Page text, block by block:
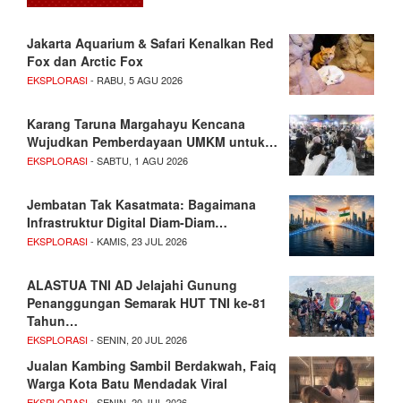
Jakarta Aquarium & Safari Kenalkan Red
Fox dan Arctic Fox
EKSPLORASI- RABU, 5 AGU 2026
Karang Taruna Margahayu Kencana
Wujudkan Pemberdayaan UMKM untuk…
EKSPLORASI- SABTU, 1 AGU 2026
Jembatan Tak Kasatmata: Bagaimana
Infrastruktur Digital Diam-Diam…
EKSPLORASI- KAMIS, 23 JUL 2026
ALASTUA TNI AD Jelajahi Gunung
Penanggungan Semarak HUT TNI ke-81
Tahun…
EKSPLORASI- SENIN, 20 JUL 2026
Jualan Kambing Sambil Berdakwah, Faiq
Warga Kota Batu Mendadak Viral